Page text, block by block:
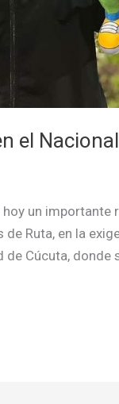
el
un importante
Ruta, en la
de Cúcuta,